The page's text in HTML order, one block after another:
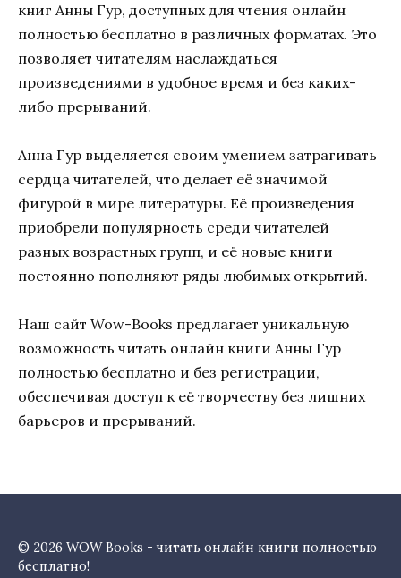
книг Анны Гур, доступных для чтения онлайн
полностью бесплатно в различных форматах. Это
позволяет читателям наслаждаться
произведениями в удобное время и без каких-
либо прерываний.
Анна Гур выделяется своим умением затрагивать
сердца читателей, что делает её значимой
фигурой в мире литературы. Её произведения
приобрели популярность среди читателей
разных возрастных групп, и её новые книги
постоянно пополняют ряды любимых открытий.
Наш сайт Wow-Books предлагает уникальную
возможность читать онлайн книги Анны Гур
полностью бесплатно и без регистрации,
обеспечивая доступ к её творчеству без лишних
барьеров и прерываний.
© 2026 WOW Books - читать онлайн книги полностью
бесплатно!